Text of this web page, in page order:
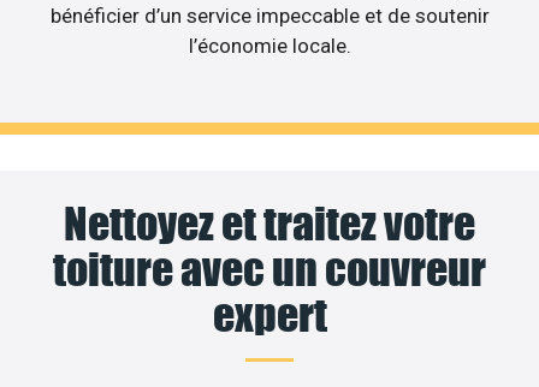
bénéficier d’un service impeccable et de soutenir
l’économie locale.
Nettoyez et traitez votre
toiture avec un couvreur
expert